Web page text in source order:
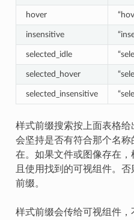
hover
insensitive
selected_idle
selected_hover
selected_insensitive
样式前缀搜索按上面表格给
会坚持是否有符合那个名
在。如果文件或图像存在
且使用找到的可视组件。
前缀。
样式前缀会传给可视组件，